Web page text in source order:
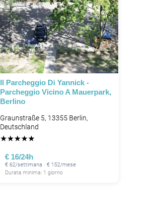
Il Parcheggio Di Yannick -
Parcheggio Vicino A Mauerpark,
Berlino
Graunstraße 5, 13355 Berlin,
Deutschland
★★★★★
€ 16/24h
€ 62/settimana · € 152/mese
Durata minima: 1 giorno